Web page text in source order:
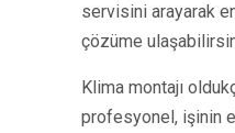
servisini arayarak
çözüme
Klima montajı
profesyonel, işinin